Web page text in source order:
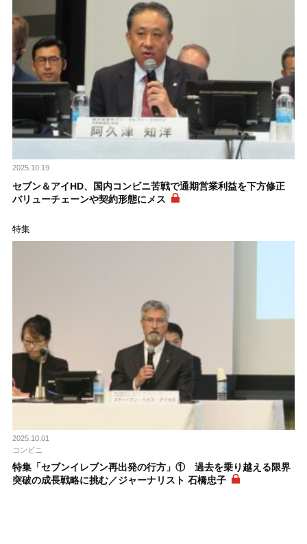
2025.10.19
セブン＆アイHD、国内コンビニ苦戦で通期営業利益を下方修正
バリューチェーンや契約形態にメス
特集
2025.10.01
コンビニ
特集「セブンイレブン再出発の行方」① 過去を乗り越える限界
突破の成長戦略に挑む／ジャーナリスト 石橋忠子